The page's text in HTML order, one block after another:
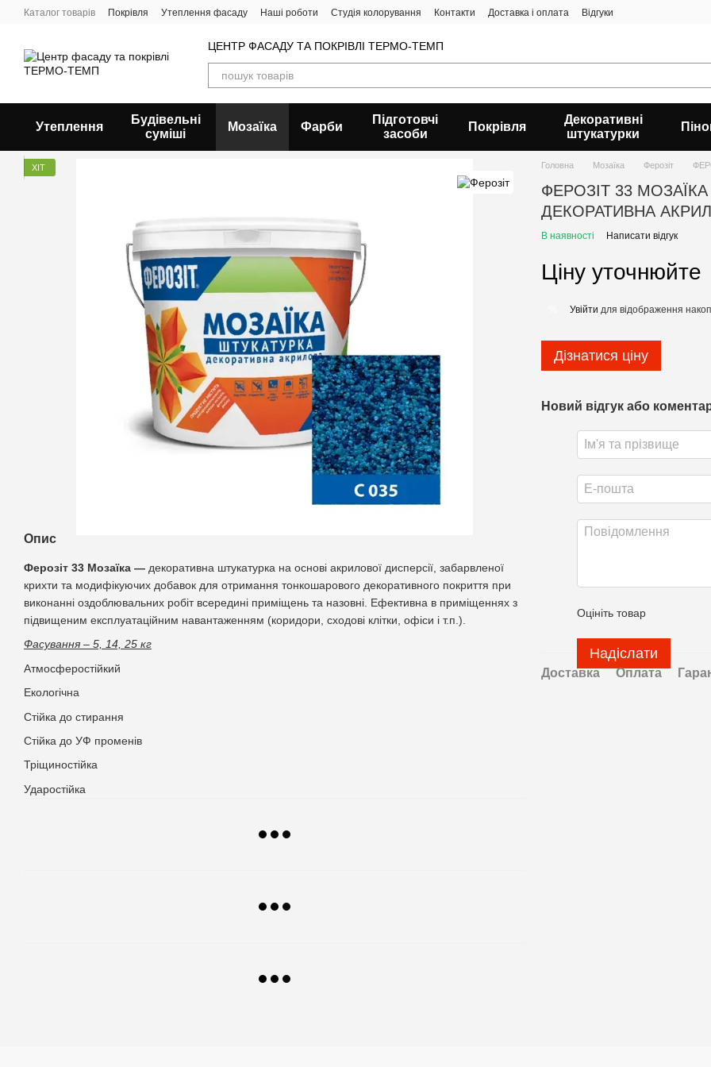
Перейти до основного контенту
Каталог товарів Покрівля Утеплення фасаду Наші роботи Студія колорування Контакти Доставка і оплата Відгуки
ЦЕНТР ФАСАДУ ТА ПОКРІВЛІ ТЕРМО-ТЕМП
Утеплення
Будівельні
суміші
Мозаїка Фарби
Підготовчі
засоби
Покрівля
Декоративні
штукатурки
ХІТ
Опис
Ферозіт 33 Mозаїка — декоративна штукатурка на основі акрилової дисперсії, забарвленої
крихти та модифікуючих добавок для отримання тонкошарового декоративного покриття при
виконанні оздоблювальних робіт всередині приміщень та назовні. Ефективна в приміщеннях з
підвищеним експлуатаційним навантаженням (коридори, сходові клітки, офіси і т.п.).
Фасування – 5, 14, 25 кг
Атмосферостійкий
Екологічна
Стійка до стирання
Стійка до УФ променів
Тріщиностійка
Ударостійка
Головна Мозаїка Ферозіт
ФЕРОЗІТ 33
ДЕКОРАТИВНА
В наявності Написати відгук
Ціну уточнюйте
Увійти для відображення
Дізнатися ціну
Новий відгук або
Оцініть товар
Надіслати
Доставка Оплата